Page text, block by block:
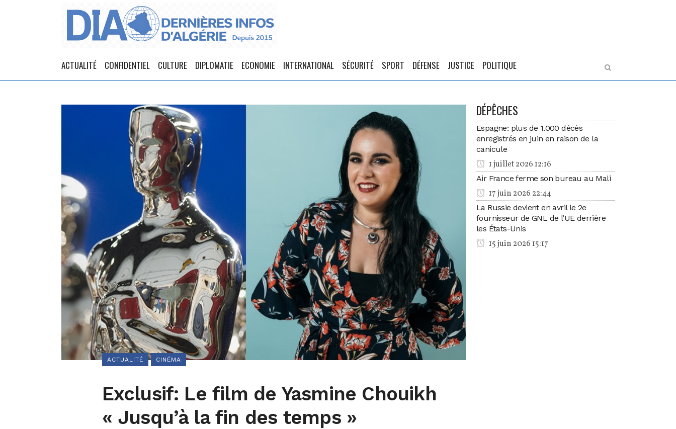
ACTUALITÉ CONFIDENTIEL CULTURE DIPLOMATIE ECONOMIE INTERNATIONAL SÉCURITÉ SPORT DÉFENSE JUSTICE POLITIQUE
ACTUALITÉ CINÉMA
Exclusif: Le film de Yasmine Chouikh
« Jusqu’à la fin des temps »
DÉPÊCHES
Espagne: plus de 1.000 décès
enregistrés en juin en raison de la
canicule
1 juillet 2026 12:16
Air France ferme son bureau au Mali
17 juin 2026 22:44
La Russie devient en avril le 2e
fournisseur de GNL de l’UE derrière
les États-Unis
15 juin 2026 15:17